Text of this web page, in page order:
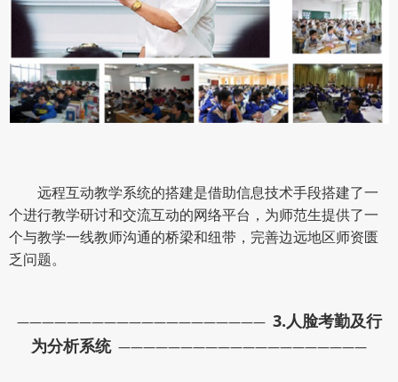
远程互动教学系统的搭建是借助信息技术手段搭建了一
个进行教学研讨和交流互动的网络平台，为师范生提供了一
个与教学一线教师沟通的桥梁和纽带，完善边远地区师资匮
乏问题。
———————————————————— 3.人脸考勤及行
为分析系统 ————————————————————